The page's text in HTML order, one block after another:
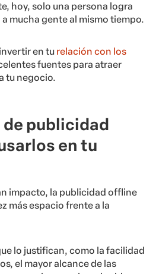
hoy, solo una persona logra
mucha gente al mismo tiempo.
en tu relación con los
fuentes para atraer
tu negocio.
de publicidad
en tu
impacto, la publicidad offline
más espacio frente a la
lo justifican, como la facilidad
el mayor alcance de las